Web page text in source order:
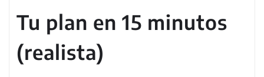
Tu plan en 15 minutos
(realista)